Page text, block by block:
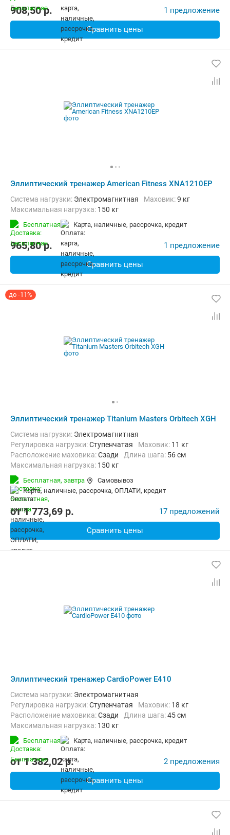
908,50p. 1 предложение
Сравнить цены
Эллиптический тренажер American Fitness XNA1210EP
Система нагрузки: Электромагнитная Маховик:9 кг
Максимальная нагрузка: 150 кг
Бесплатная карта, наличные, рассрочка, кредит
965,80p. 1 предложение
Сравнить цены
до -11%
Эллиптический тренажер Titanium Masters Orbitech XGH
Система нагрузки: Электромагнитная
Регулировка нагрузки:Ступенчатая Маховик: 11 кг
Расположение маховика:Сзади Длина шага: 56 см
Максимальная нагрузка: 150 кг
Бесплатная, завтра
Самовывоз
карта, наличные, рассрочка, ОПЛАТИ, кредит
от1 773,69 p. 17 предложений
Сравнить цены
Эллиптический тренажер CardioPower E410
Система нагрузки: Электромагнитная
Регулировка нагрузки:Ступенчатая Маховик: 18 кг
Расположение маховика:Сзади Длина шага:45 см
Максимальная нагрузка: 130 кг
Бесплатная карта, наличные, рассрочка, кредит
от1 382,02p. 2 предложения
Сравнить цены